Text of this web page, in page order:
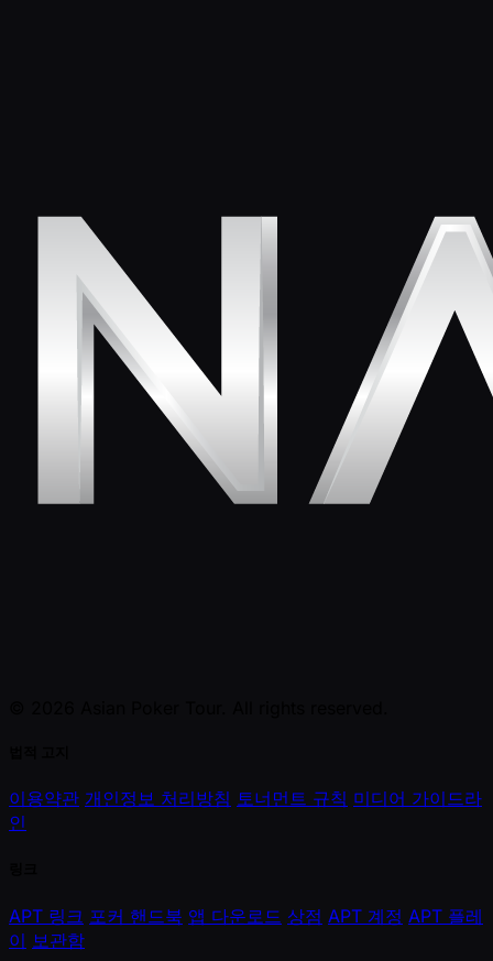
이용약관 개인정보 처리방침 토너먼트 규칙 미디어 가이드라
인
APT 링크 포커 핸드북 앱 다운로드 상점 APT 계정 APT 플레
이 보관함